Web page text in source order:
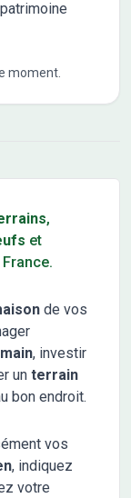
moment.
,
et
de vos
, investir
un terrain
bon endroit.
vos
, indiquez
votre